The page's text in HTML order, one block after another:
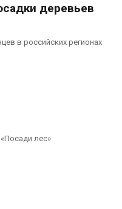
деревьев
в российских регионах
лес»